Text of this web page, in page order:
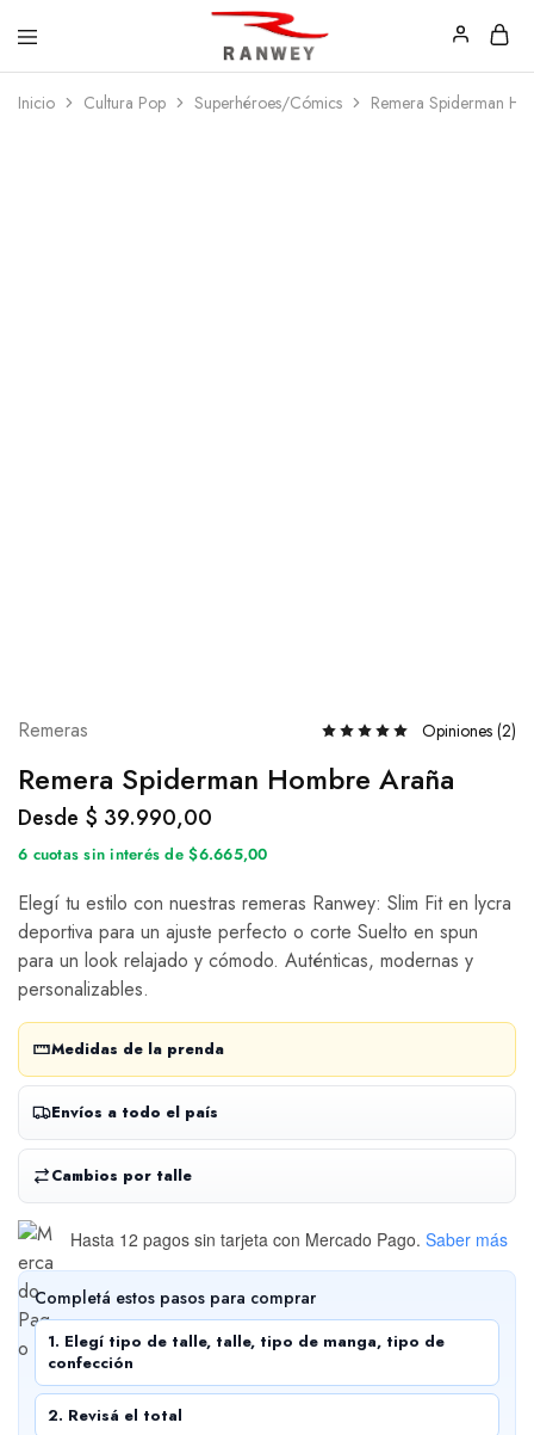
Ranwey
|
Tu
Estilo,
Inicio Cultura Pop Superhéroes/Cómics Remera Spiderman
Remeras Opiniones (2)
Remera Spiderman Hombre Araña
Desde $ 39.990,00
6 cuotas sin interés de $6.665,00
Elegí tu estilo con nuestras remeras Ranwey: Slim Fit en lycra
deportiva para un ajuste perfecto o corte Suelto en spun
para un look relajado y cómodo. Auténticas, modernas y
personalizables.
Medidas de la prenda
Envíos a todo el país
Cambios por talle
Hasta 12 pagos sin tarjeta con Mercado Pago. Saber más
Completá estos pasos para comprar
1. Elegí tipo de talle, talle, tipo de manga, tipo de
confección
2. Revisá el total